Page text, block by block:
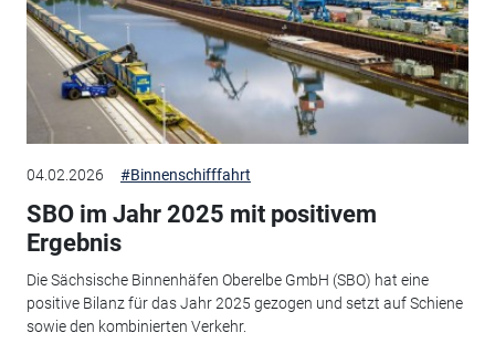
04.02.2026 #Binnenschifffahrt
SBO im Jahr 2025 mit positivem
Ergebnis
Die Sächsische Binnenhäfen Oberelbe GmbH (SBO) hat eine
positive Bilanz für das Jahr 2025 gezogen und setzt auf Schiene
sowie den kombinierten Verkehr.